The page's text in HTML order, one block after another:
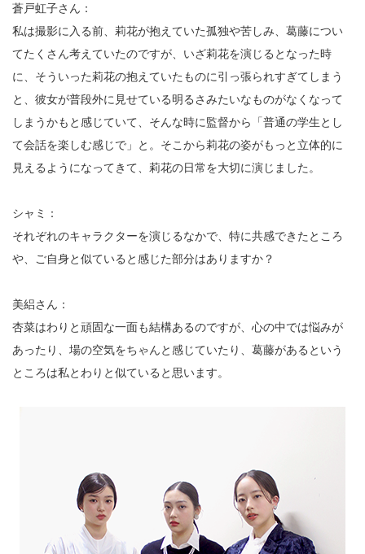
蒼戸虹子さん：
私は撮影に入る前、莉花が抱えていた孤独や苦しみ、葛藤につい
てたくさん考えていたのですが、いざ莉花を演じるとなった時
に、そういった莉花の抱えていたものに引っ張られすぎてしまう
と、彼女が普段外に見せている明るさみたいなものがなくなって
しまうかもと感じていて、そんな時に監督から「普通の学生とし
て会話を楽しむ感じで」と。そこから莉花の姿がもっと立体的に
見えるようになってきて、莉花の日常を大切に演じました。
シャミ：
それぞれのキャラクターを演じるなかで、特に共感できたところ
や、ご自身と似ていると感じた部分はありますか？
美絽さん：
杏菜はわりと頑固な一面も結構あるのですが、心の中では悩みが
あったり、場の空気をちゃんと感じていたり、葛藤があるという
ところは私とわりと似ていると思います。